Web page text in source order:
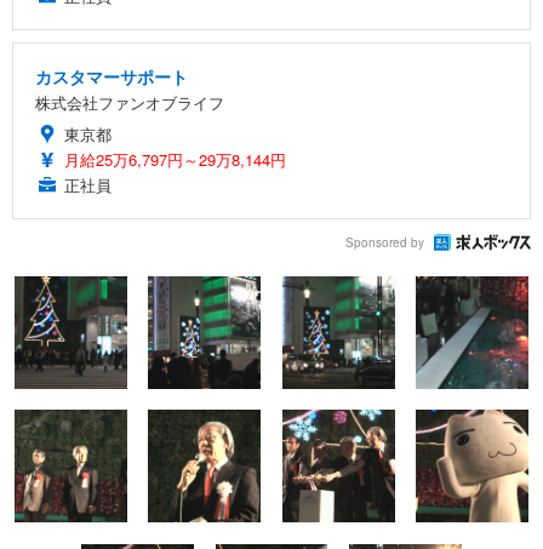
カスタマーサポート
株式会社ファンオブライフ
東京都
月給25万6,797円～29万8,144円
正社員
Sponsored by